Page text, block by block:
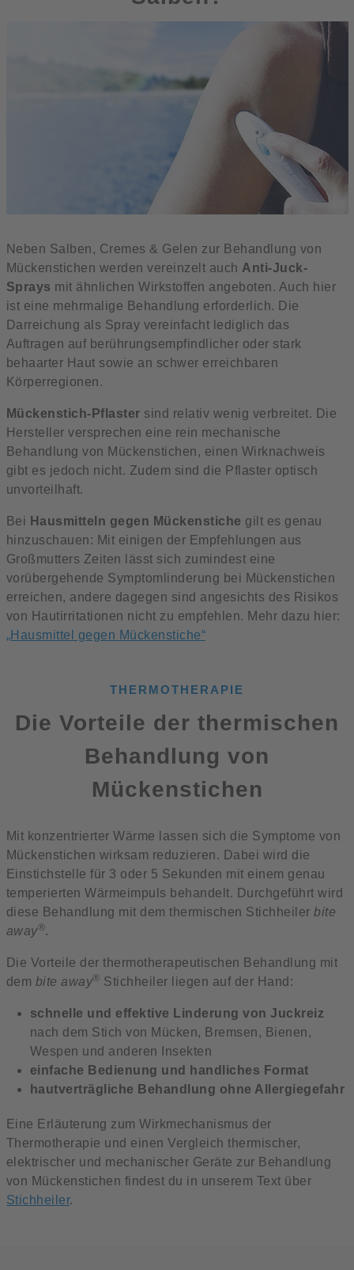
Neben Salben, Cremes & Gelen zur Behandlung von
Mückenstichen werden vereinzelt auch Anti-Juck-
Sprays mit ähnlichen Wirkstoffen angeboten. Auch hier
ist eine mehrmalige Behandlung erforderlich. Die
Darreichung als Spray vereinfacht lediglich das
Auftragen auf berührungsempfindlicher oder stark
behaarter Haut sowie an schwer erreichbaren
Körperregionen.
Mückenstich-Pflaster sind relativ wenig verbreitet. Die
Hersteller versprechen eine rein mechanische
Behandlung von Mückenstichen, einen Wirknachweis
gibt es jedoch nicht. Zudem sind die Pflaster optisch
unvorteilhaft.
Bei Hausmitteln gegen Mückenstiche gilt es genau
hinzuschauen: Mit einigen der Empfehlungen aus
Großmutters Zeiten lässt sich zumindest eine
vorübergehende Symptomlinderung bei Mückenstichen
erreichen, andere dagegen sind angesichts des Risikos
von Hautirritationen nicht zu empfehlen. Mehr dazu hier:
„Hausmittel gegen Mückenstiche“
THERMOTHERAPIE
Die Vorteile der thermischen
Behandlung von
Mückenstichen
Mit konzentrierter Wärme lassen sich die Symptome von
Mückenstichen wirksam reduzieren. Dabei wird die
Einstichstelle für 3 oder 5 Sekunden mit einem genau
temperierten Wärmeimpuls behandelt. Durchgeführt wird
diese Behandlung mit dem thermischen Stichheiler bite
away®.
Die Vorteile der thermotherapeutischen Behandlung mit
dem bite away® Stichheiler liegen auf der Hand:
schnelle und effektive Linderung von Juckreiz
nach dem Stich von Mücken, Bremsen, Bienen,
Wespen und anderen Insekten
einfache Bedienung und handliches Format
hautverträgliche Behandlung ohne Allergiegefahr
Eine Erläuterung zum Wirkmechanismus der
Thermotherapie und einen Vergleich thermischer,
elektrischer und mechanischer Geräte zur Behandlung
von Mückenstichen findest du in unserem Text über
Stichheiler.